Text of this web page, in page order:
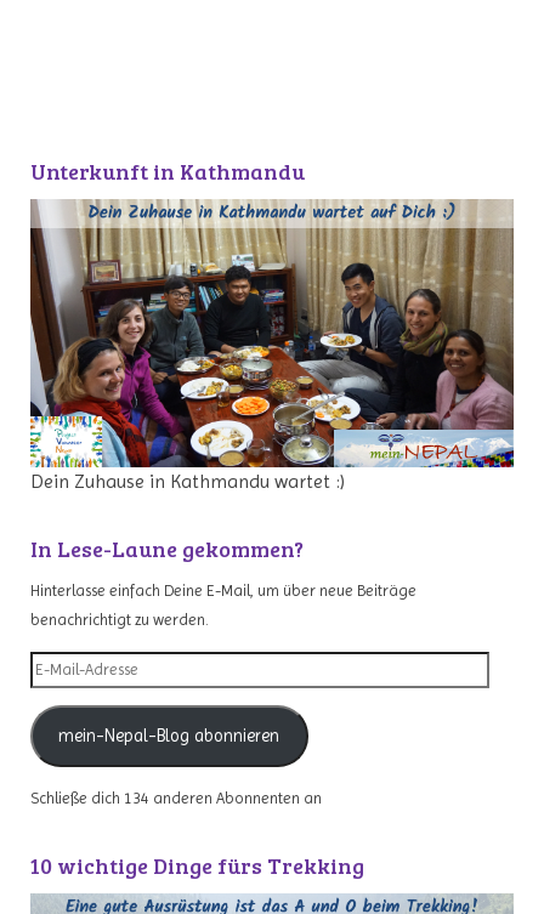
Unterkunft in Kathmandu
Dein Zuhause in Kathmandu wartet :)
In Lese-Laune gekommen?
Hinterlasse einfach Deine E-Mail, um über neue Beiträge
benachrichtigt zu werden.
E-
Mail-
Adresse
mein-Nepal-Blog abonnieren
Schließe dich 134 anderen Abonnenten an
10 wichtige Dinge fürs Trekking